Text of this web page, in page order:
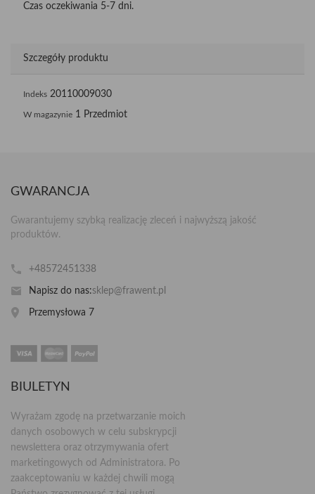
Czas oczekiwania 5-7 dni.
Szczegóły produktu
Indeks 20110009030
W magazynie 1 Przedmiot
GWARANCJA
Gwarantujemy szybką realizację zleceń i najwyższą jakość
produktów.
+48572451338
Napisz do nas:sklep@frawent.pl
Przemysłowa 7
BIULETYN
Wyrażam zgodę na przetwarzanie moich
danych osobowych w celu subskrypcji
newslettera oraz otrzymywania ofert
marketingowych od Administratora. Po
zaakceptowaniu w każdej chwili mogą